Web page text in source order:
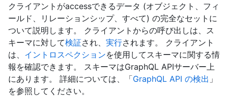
クライアントがaccessできるデータ (オブジェクト、フィ
ールド、リレーションシップ、すべて) の完全なセットに
ついて説明します。 クライアントからの呼び出しは、ス
キーマに対して検証され、 実行されます。 クライアント
は、 イントロスペクションを使用してスキーマに関する情
報を確認できます。 スキーマはGraphQL APIサーバー上
にあります。 詳細については、「GraphQL API の検出 」
を参照してください。